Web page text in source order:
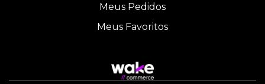
Meus Pedidos
Meus Favoritos